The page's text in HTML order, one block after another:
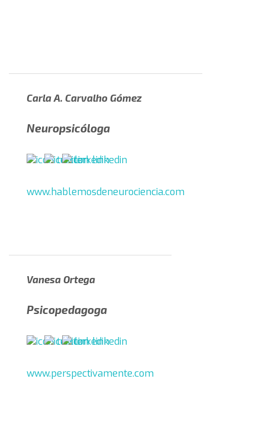
Carla A. Carvalho Gómez
Neuropsicóloga
www.hablemosdeneurociencia.com
Vanesa Ortega
Psicopedagoga
www.perspectivamente.com